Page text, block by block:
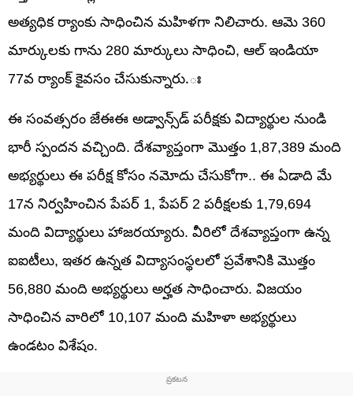
అత్యధిక ర్యాంకు సాధించిన మహిళగా నిలిచారు. ఆమె 360
మార్కులకు గాను 280 మార్కులు సాధించి, ఆల్ ఇండియా
77వ ర్యాంక్ కైవసం చేసుకున్నారు.ః
ఈ సంవత్సరం జేఈఈ అడ్వాన్స్‌డ్ పరీక్షకు విద్యార్థుల నుండి
భారీ స్పందన వచ్చింది. దేశవ్యాప్తంగా మొత్తం 1,87,389 మంది
అభ్యర్థులు ఈ పరీక్ష కోసం నమోదు చేసుకోగా.. ఈ ఏడాది మే
17న నిర్వహించిన పేపర్ 1, పేపర్ 2 పరీక్షలకు 1,79,694
మంది విద్యార్థులు హాజరయ్యారు. వీరిలో దేశవ్యాప్తంగా ఉన్న
ఐఐటీలు, ఇతర ఉన్నత విద్యాసంస్థలలో ప్రవేశానికి మొత్తం
56,880 మంది అభ్యర్థులు అర్హత సాధించారు. విజయం
సాధించిన వారిలో 10,107 మంది మహిళా అభ్యర్థులు
ఉండటం విశేషం.